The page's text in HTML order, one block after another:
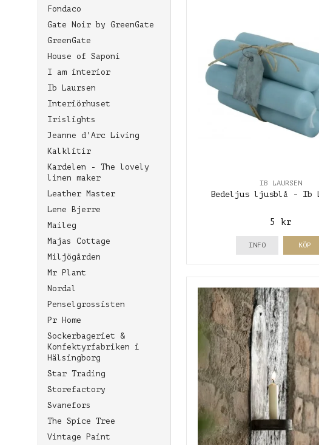
Fondaco
Gate Noir by GreenGate
GreenGate
House of Saponi
I am interior
Ib Laursen
Interiörhuset
Irislights
Jeanne d'Arc Living
Kalklitir
Kardelen - The lovely
linen maker
Leather Master
Lene Bjerre
Maileg
Majas Cottage
Miljögården
Mr Plant
Nordal
Penselgrossisten
Pr Home
Sockerbageriet &
Konfektyrfabriken i
Hälsingborg
Star Trading
Storefactory
Svanefors
The Spice Tree
Vintage Paint
IB LAURSEN
Bedeljus ljusblå - Ib
5 kr
INFO KÖP